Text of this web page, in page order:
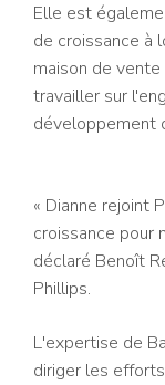
Elle est
de croissance à
maison de
travailler sur
développement
« Dianne rejoint
croissance pour
déclaré Benoît
Phillips.
L'expertise de
diriger les